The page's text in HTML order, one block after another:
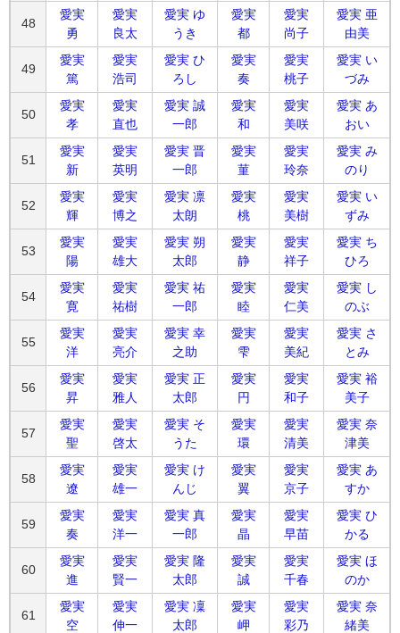
48
愛実
勇
愛実
良太
愛実 ゆ
うき
愛実
都
愛実
尚子
愛実 亜
由美
49
愛実
篤
愛実
浩司
愛実 ひ
ろし
愛実
奏
愛実
桃子
愛実 い
づみ
50
愛実
孝
愛実
直也
愛実 誠
一郎
愛実
和
愛実
美咲
愛実 あ
おい
51
愛実
新
愛実
英明
愛実 晋
一郎
愛実
菫
愛実
玲奈
愛実 み
のり
52
愛実
輝
愛実
博之
愛実 凛
太朗
愛実
桃
愛実
美樹
愛実 い
ずみ
53
愛実
陽
愛実
雄大
愛実 朔
太郎
愛実
静
愛実
祥子
愛実 ち
ひろ
54
愛実
寛
愛実
祐樹
愛実 祐
一郎
愛実
睦
愛実
仁美
愛実 し
のぶ
55
愛実
洋
愛実
亮介
愛実 幸
之助
愛実
雫
愛実
美紀
愛実 さ
とみ
56
愛実
昇
愛実
雅人
愛実 正
太郎
愛実
円
愛実
和子
愛実 裕
美子
57
愛実
聖
愛実
啓太
愛実 そ
うた
愛実
環
愛実
清美
愛実 奈
津美
58
愛実
遼
愛実
雄一
愛実 け
んじ
愛実
翼
愛実
京子
愛実 あ
すか
59
愛実
奏
愛実
洋一
愛実 真
一郎
愛実
晶
愛実
早苗
愛実 ひ
かる
60
愛実
進
愛実
賢一
愛実 隆
太郎
愛実
誠
愛実
千春
愛実 ほ
のか
61
愛実
空
愛実
伸一
愛実 凜
太郎
愛実
岬
愛実
彩乃
愛実 奈
緒美